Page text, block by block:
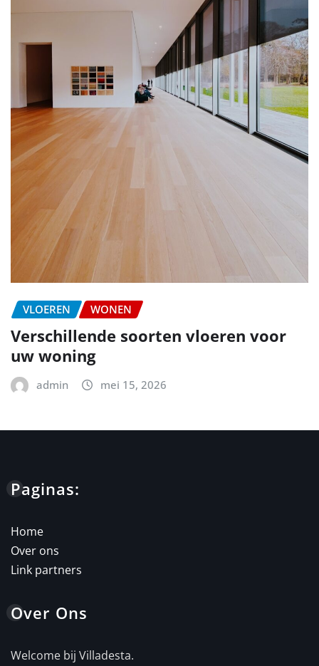
VLOEREN WONEN
Verschillende soorten vloeren voor
uw woning
admin mei 15, 2026
Paginas:
Home
Over ons
Link partners
Over Ons
Welcome bij Villadesta.